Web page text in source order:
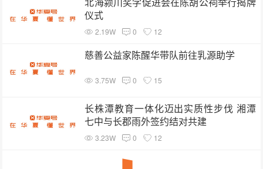
仪式
2.19W 0 12
慈善公益家陈醒华带队前往乳源助学
3.75W 0 15
长株潭教育一体化迈出实质性步伐 湘潭
七中与长郡雨外签约结对共建
3.23W 0 12